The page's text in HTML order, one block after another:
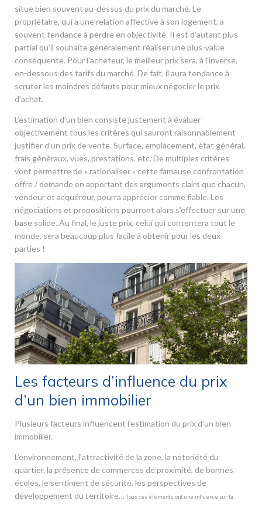
situe bien souvent au-dessus du prix du marché. Le
propriétaire, qui a une relation affective à son logement, a
souvent tendance à perdre en objectivité. Il est d’autant plus
partial qu’il souhaite généralement réaliser une plus-value
conséquente. Pour l’acheteur, le meilleur prix sera, à l’inverse,
en-dessous des tarifs du marché. De fait, il aura tendance à
scruter les moindres défauts pour mieux négocier le prix
d’achat.
L’estimation d’un bien consiste justement à évaluer
objectivement tous les critères qui sauront raisonnablement
justifier d’un prix de vente. Surface, emplacement, état général,
frais généraux, vues, prestations, etc. De multiples critères
vont permettre de « rationaliser » cette fameuse confrontation
offre / demande en apportant des arguments clairs que chacun,
vendeur et acquéreur, pourra apprécier comme fiable. Les
négociations et propositions pourront alors s’effectuer sur une
base solide. Au final, le juste prix, celui qui contentera tout le
monde, sera beaucoup plus facile à obtenir pour les deux
parties !
Les facteurs d’influence du prix
d’un bien immobilier
Plusieurs facteurs influencent l’estimation du prix d’un bien
immobilier.
L’environnement, l’attractivité de la zone, la notoriété du
quartier, la présence de commerces de proximité, de bonnes
écoles, le sentiment de sécurité, les perspectives de
développement du territoire… Tous ces éléments ont une influence sur la